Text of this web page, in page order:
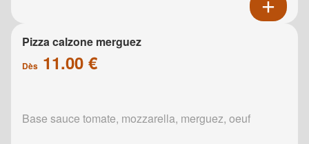
Pizza calzone merguez
Dès 11.00 €
Base sauce tomate, mozzarella, merguez, oeuf